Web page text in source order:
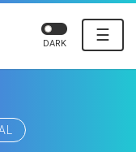
☰
DARK